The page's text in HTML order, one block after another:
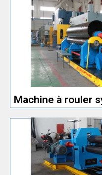
Machine à rouler
Machine à
Type de machine à
Structure de
Avec fonction de pré-
de haute précision.
de machine